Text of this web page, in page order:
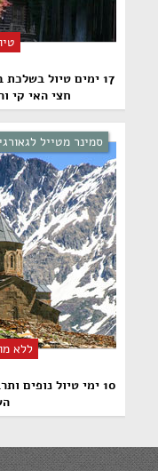
17 ימים טיול
חצי האי קי
סמינר מטייל
ללא
10 ימי טיול נופים